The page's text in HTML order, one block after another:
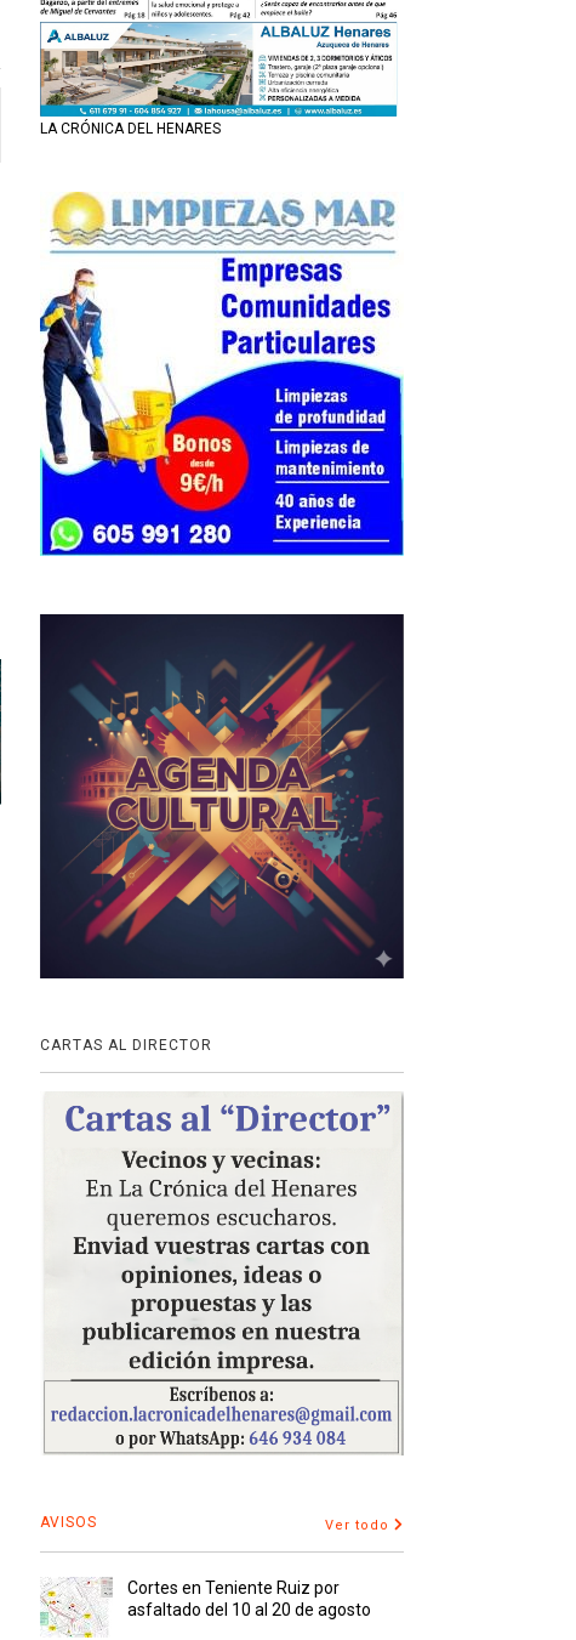
LA CRÓNICA DEL HENARES
CARTAS AL DIRECTOR
AVISOS Ver todo
Cortes en Teniente Ruiz por
asfaltado del 10 al 20 de agosto